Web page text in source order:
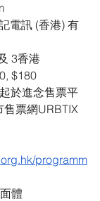
電訊 (香港) 有
3香港
$180
於進念售票平
票網URBTIX
programm
體